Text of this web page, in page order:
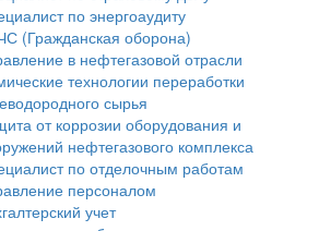
по энергоаудиту
(Гражданская оборона)
в нефтегазовой отрасли
технологии переработки
сырья
от коррозии оборудования и
нефтегазового комплекса
по отделочным работам
персоналом
учет